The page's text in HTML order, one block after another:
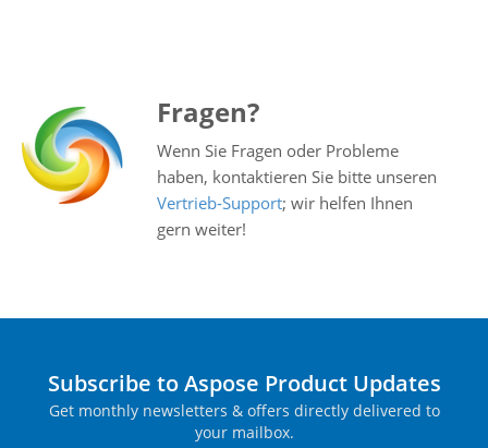
Fragen?
Wenn Sie Fragen oder Probleme
haben, kontaktieren Sie bitte unseren
Vertrieb‑Support; wir helfen Ihnen
gern weiter!
Subscribe to Aspose Product Updates
Get monthly newsletters & offers directly delivered to
your mailbox.